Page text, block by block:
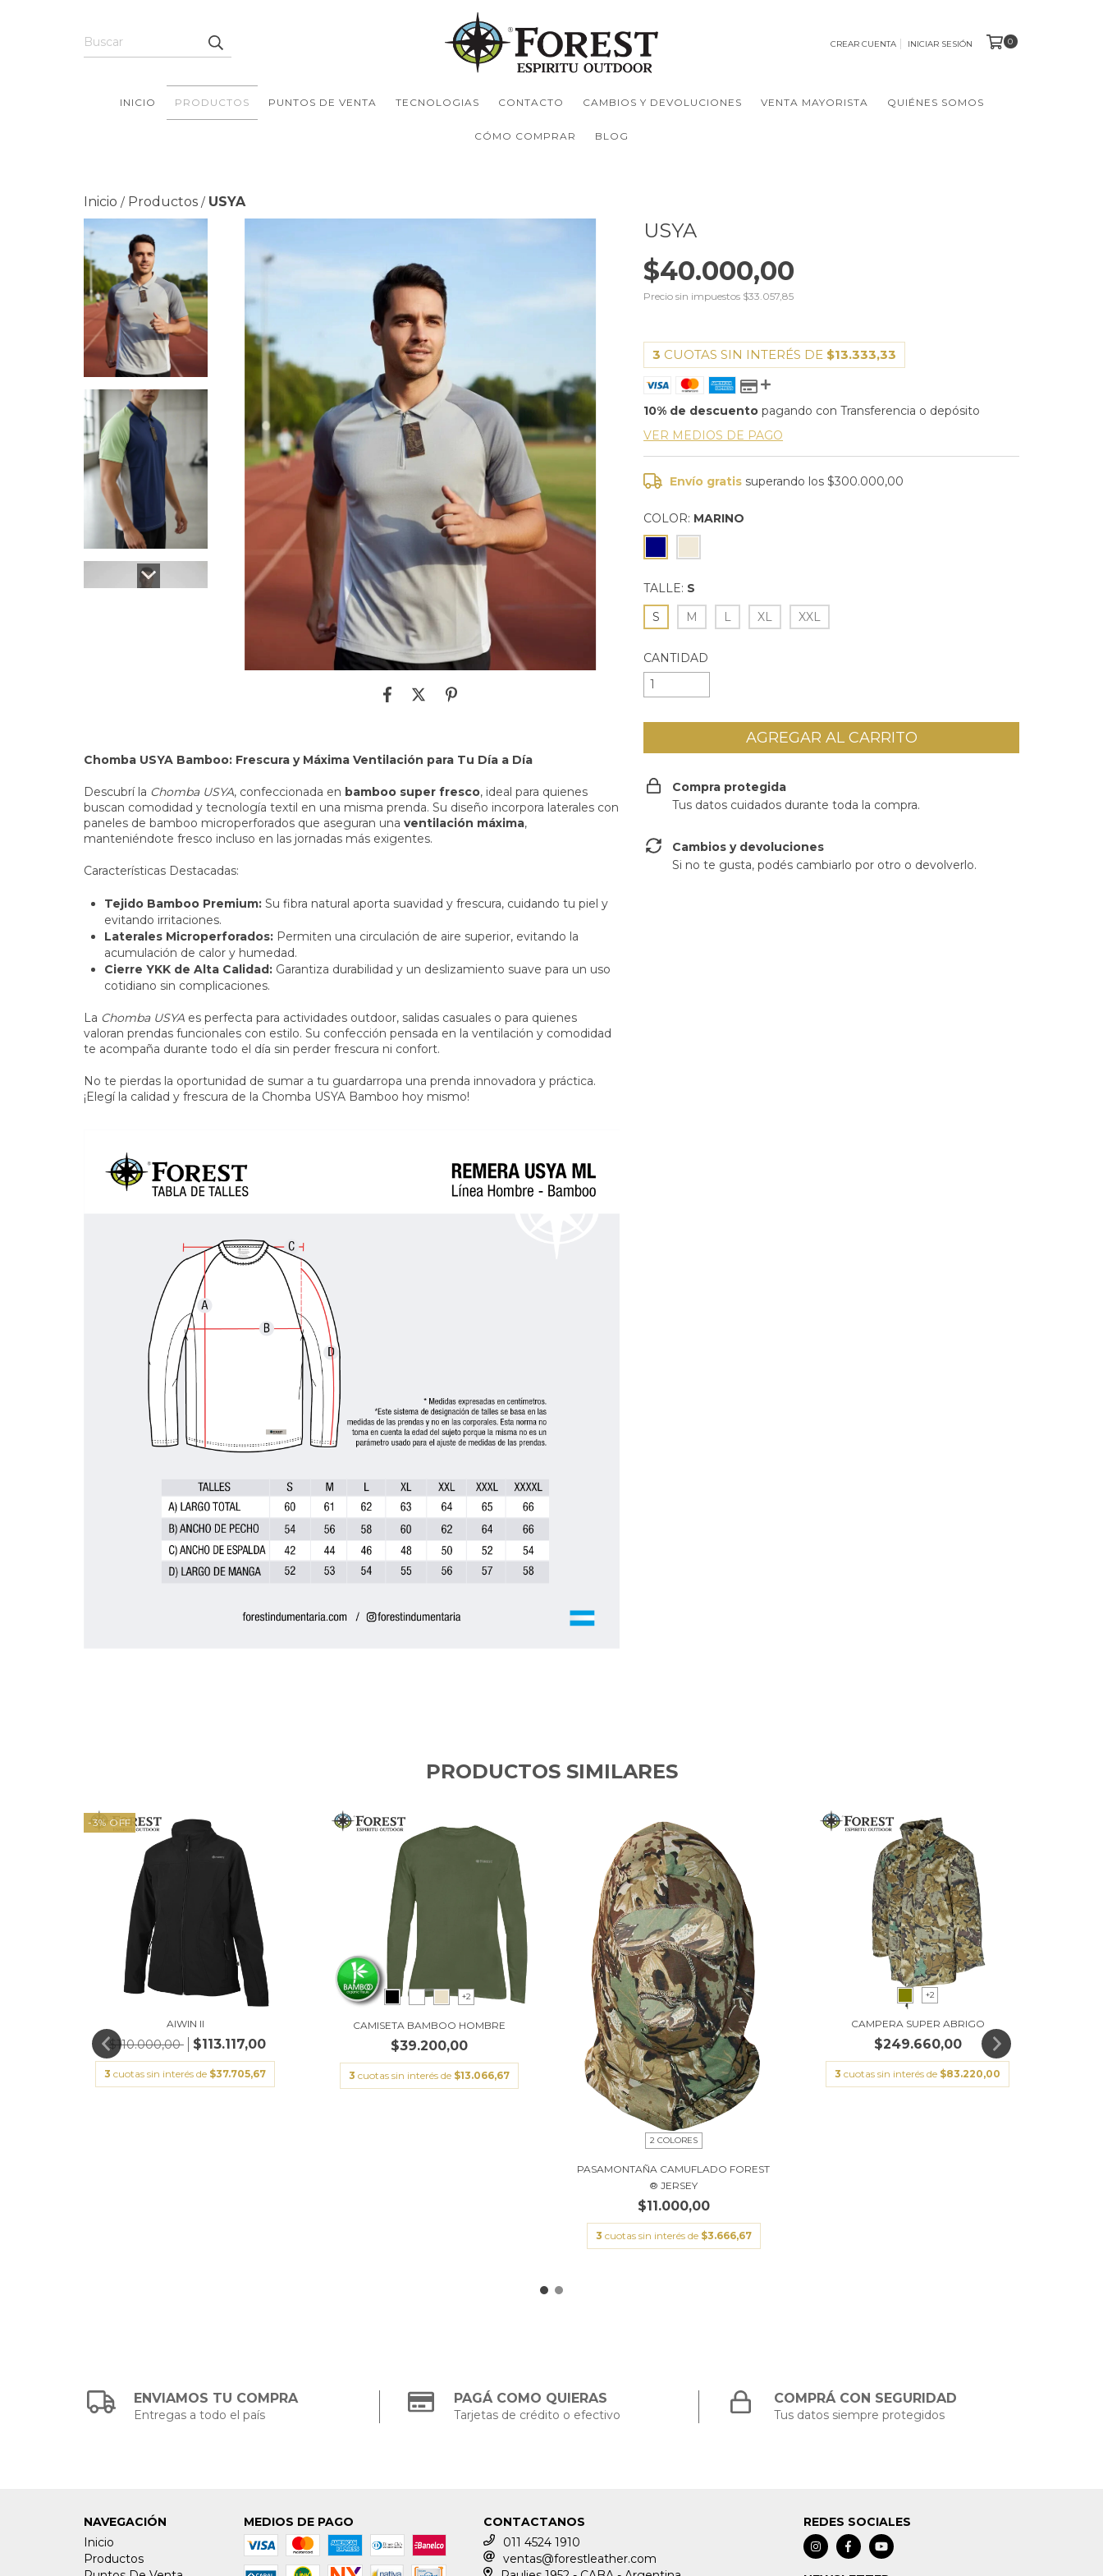
CREAR CUENTA INICIAR SESIÓN 0
INICIO PRODUCTOS PUNTOS DE VENTA TECNOLOGIAS CONTACTO CAMBIOS Y DEVOLUCIONES VENTA MAYORISTA QUIÉNES SOMOS
CÓMO COMPRAR BLOG
Inicio / Productos / USYA
Chomba USYA Bamboo: Frescura y Máxima Ventilación para Tu Día a Día
Descubrí la Chomba USYA, confeccionada en bamboo super fresco, ideal para quienes
buscan comodidad y tecnología textil en una misma prenda. Su diseño incorpora laterales con
paneles de bamboo microperforados que aseguran una ventilación máxima,
manteniéndote fresco incluso en las jornadas más exigentes.
Características Destacadas:
Tejido Bamboo Premium: Su fibra natural aporta suavidad y frescura, cuidando tu piel y
evitando irritaciones.
Laterales Microperforados: Permiten una circulación de aire superior, evitando la
acumulación de calor y humedad.
Cierre YKK de Alta Calidad: Garantiza durabilidad y un deslizamiento suave para un uso
cotidiano sin complicaciones.
La Chomba USYA es perfecta para actividades outdoor, salidas casuales o para quienes
valoran prendas funcionales con estilo. Su confección pensada en la ventilación y comodidad
te acompaña durante todo el día sin perder frescura ni confort.
No te pierdas la oportunidad de sumar a tu guardarropa una prenda innovadora y práctica.
¡Elegí la calidad y frescura de la Chomba USYA Bamboo hoy mismo!
USYA
$40.000,00
Precio sin impuestos $33.057,85
3 CUOTAS SIN INTERÉS DE $13.333,33
10% de descuento pagando con Transferencia o depósito
VER MEDIOS DE PAGO
Envío gratis superando los$300.000,00
COLOR: MARINO
TALLE: S
S
M L XL XXL
CANTIDAD
Compra protegida
Tus datos cuidados durante toda la compra.
Cambios y devoluciones
Si no te gusta, podés cambiarlo por otro o devolverlo.
PRODUCTOS SIMILARES
-3% OFF
AIWIN II
$110.000,00 $113.117,00
3 cuotas sin interés de $37.705,67
+2
CAMISETA BAMBOO HOMBRE
$39.200,00
3 cuotas sin interés de $13.066,67
2 COLORES
PASAMONTAÑA CAMUFLADO FOREST
® JERSEY
$11.000,00
3 cuotas sin interés de $3.666,67
+2
CAMPERA SUPER ABRIGO
$249.660,00
3 cuotas sin interés de $83.220,00
ENVIAMOS TU COMPRA
Entregas a todo el país
PAGÁ COMO QUIERAS
Tarjetas de crédito o efectivo
COMPRÁ CON SEGURIDAD
Tus datos siempre protegidos
NAVEGACIÓN
Inicio
Productos
MEDIOS DE PAGO
CONTACTANOS
011 4524 1910
ventas@forestleather.com
REDES SOCIALES